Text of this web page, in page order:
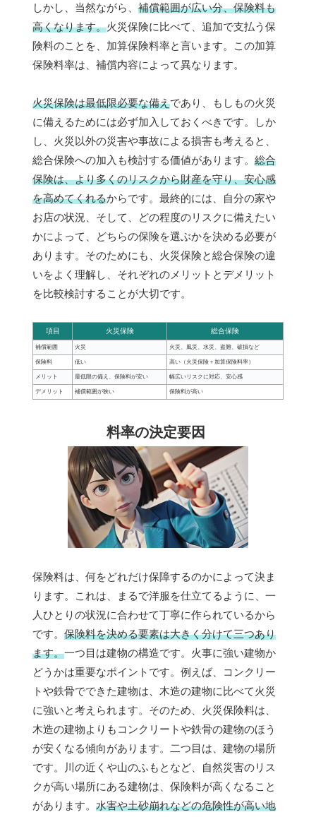
しかし、当然ながら、 補償範囲が広い分、保険料も
高くなります。火災保険に比べて、追加で支払う保
険料のことを、加算保険料率と言います。この加算
保険料率は、補償内容によって異なります。
火災保険は最低限必要な備えであり、もしもの火災
に備えるためには必ず加入しておくべきです。しか
し、火災以外の災害や事故による損害も考えると、
総合保険への加入も検討する価値があります。 総合
保険は、より多くのリスクから財産を守り、安心感
を高めてくれるからです。最終的には、自分の家や
お店の状況、そして、どの程度のリスクに備えたい
かによって、どちらの保険を選ぶかを決める必要が
あります。そのためにも、火災保険と総合保険の違
いをよく理解し、それぞれのメリットとデメリット
を比較検討することが大切です。
項目 火災保険 総合保険
補償範囲 火災 火災、風災、水災、盗難、破損など
保険料 低い 高い（火災保険＋加算保険料率）
メリット 最低限の備え、保険料が安い 幅広いリスクに対応、安心感
デメリット 補償範囲が狭い 保険料が高い
料率の決定要因
保険料は、何をどれだけ保障するのかによって決ま
ります。これは、まるで洋服を仕立てるように、一
人ひとりの状況に合わせて丁寧に作られているから
です。 保険料を決める要素は大きく分けて三つあり
ます。一つ目は建物の構造です。火事に強い建物か
どうかは重要なポイントです。例えば、コンクリー
トや鉄骨でできた建物は、木造の建物に比べて火災
に強いと考えられます。そのため、火災保険料は、
木造の建物よりもコンクリートや鉄骨の建物のほう
が安くなる傾向があります。二つ目は、建物の場所
です。川の近くや山のふもとなど、自然災害のリス
クが高い場所にある建物は、保険料が高くなること
があります。 水害や土砂崩れなどの危険性が高い地